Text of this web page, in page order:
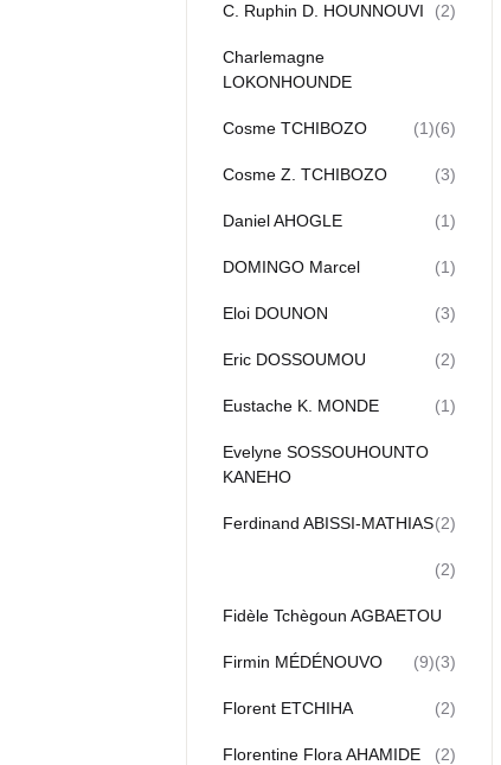
C. Ruphin D. HOUNNOUVI (2)
Charlemagne
LOKONHOUNDE
(6)
Cosme TCHIBOZO (1)
Cosme Z. TCHIBOZO (3)
Daniel AHOGLE (1)
DOMINGO Marcel (1)
Eloi DOUNON (3)
Eric DOSSOUMOU (2)
Eustache K. MONDE (1)
Evelyne SOSSOUHOUNTO
KANEHO
(2)
Ferdinand ABISSI-MATHIAS
(2)
Fidèle Tchègoun AGBAETOU
(3)
Firmin MÉDÉNOUVO (9)
Florent ETCHIHA (2)
Florentine Flora AHAMIDE (2)